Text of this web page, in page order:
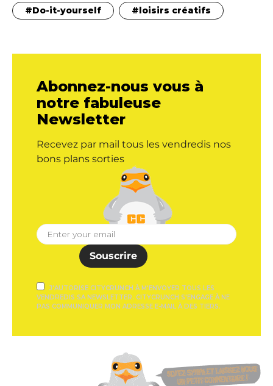
Do-it-yourself loisirs créatifs
Abonnez-nous vous à
notre fabuleuse
Newsletter
Recevez par mail tous les vendredis nos
bons plans sorties
Souscrire
J'AUTORISE CITYCRUNCH À M'ENVOYER TOUS LES
VENDREDIS SA NEWSLETTER. CITYCRUNCH S'ENGAGE À NE
PAS COMMUNIQUER MON ADRESSE E-MAIL À DES TIERS.